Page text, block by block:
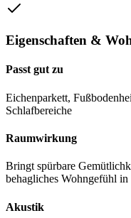
Eigenschaften &
Passt gut zu
Eichenparkett,
Schlafbereiche
Raumwirkung
Bringt spürbare
behagliches Wohngefühl in
Akustik